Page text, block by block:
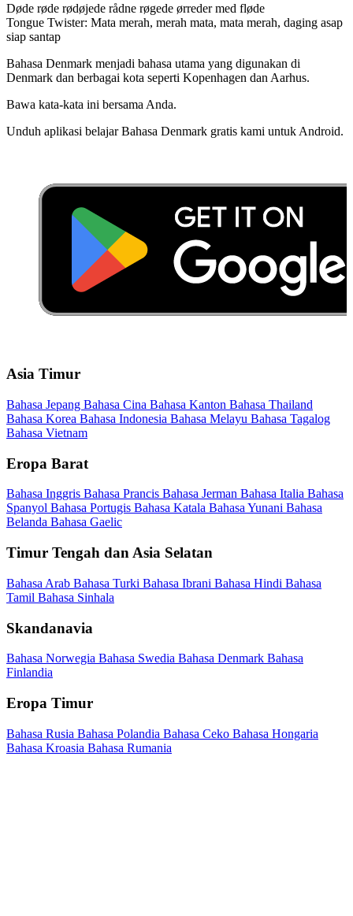
Døde røde rødøjede rådne røgede ørreder med fløde
Tongue Twister: Mata merah, merah mata, mata merah, daging asap
siap santap
Bahasa Denmark menjadi bahasa utama yang digunakan di
Denmark dan berbagai kota seperti Kopenhagen dan Aarhus.
Bawa kata-kata ini bersama Anda.
Unduh aplikasi belajar Bahasa Denmark gratis kami untuk Android.
Asia Timur
Bahasa Jepang Bahasa Cina Bahasa Kanton Bahasa Thailand
Bahasa Korea Bahasa Indonesia Bahasa Melayu Bahasa Tagalog
Bahasa Vietnam
Eropa Barat
Bahasa Inggris Bahasa Prancis Bahasa Jerman Bahasa Italia Bahasa
Spanyol Bahasa Portugis Bahasa Katala Bahasa Yunani Bahasa
Belanda Bahasa Gaelic
Timur Tengah dan Asia Selatan
Bahasa Arab Bahasa Turki Bahasa Ibrani Bahasa Hindi Bahasa
Tamil Bahasa Sinhala
Skandanavia
Bahasa Norwegia Bahasa Swedia Bahasa Denmark Bahasa
Finlandia
Eropa Timur
Bahasa Rusia Bahasa Polandia Bahasa Ceko Bahasa Hongaria
Bahasa Kroasia Bahasa Rumania